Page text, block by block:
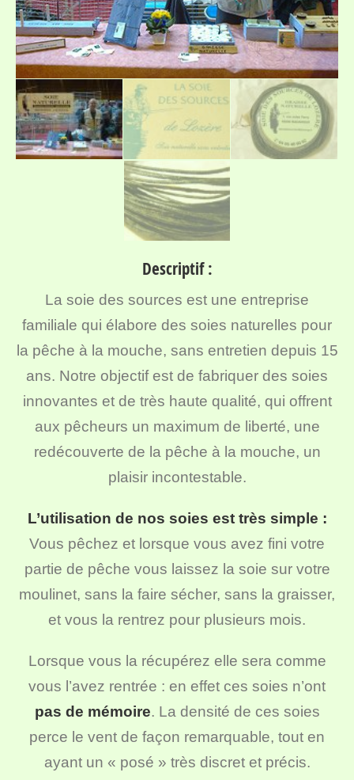
Descriptif :
La soie des sources est une entreprise
familiale qui élabore des soies naturelles pour
la pêche à la mouche, sans entretien depuis 15
ans. Notre objectif est de fabriquer des soies
innovantes et de très haute qualité, qui offrent
aux pêcheurs un maximum de liberté, une
redécouverte de la pêche à la mouche, un
plaisir incontestable.
L’utilisation de nos soies est très simple :
Vous pêchez et lorsque vous avez fini votre
partie de pêche vous laissez la soie sur votre
moulinet, sans la faire sécher, sans la graisser,
et vous la rentrez pour plusieurs mois.
Lorsque vous la récupérez elle sera comme
vous l’avez rentrée : en effet ces soies n’ont
pas de mémoire. La densité de ces soies
perce le vent de façon remarquable, tout en
ayant un « posé » très discret et précis.